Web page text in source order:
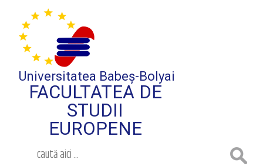
Universitatea Babeș-Bolyai
FACULTATEA DE
STUDII
EUROPENE